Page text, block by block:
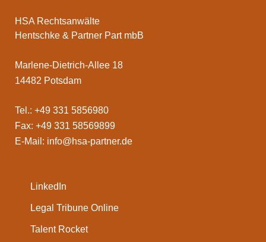
HSA Rechtsanwälte
Hentschke & Partner Part mbB
Marlene-Dietrich-Allee 18
14482 Potsdam
Tel.: +49 331 5856980
Fax: +49 331 58569899
E-Mail: info@hsa-partner.de
LinkedIn
Legal Tribune Online
Talent Rocket